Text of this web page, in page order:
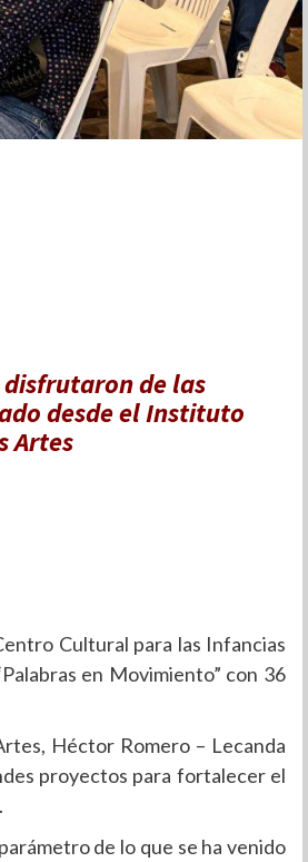
disfrutaron de las
desde el Instituto
Artes
Cultural para las Infancias
en Movimiento” con 36
Héctor Romero – Lecanda
proyectos para fortalecer el
de lo que se ha venido